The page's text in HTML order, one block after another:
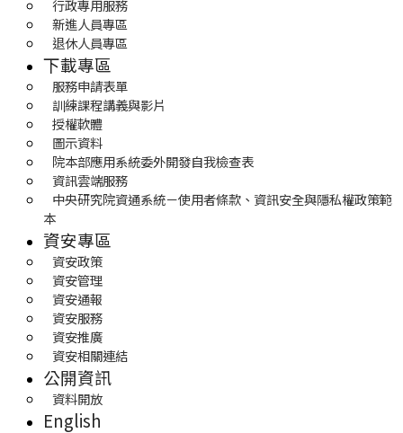
行政專用服務
新進人員專區
退休人員專區
下載專區
服務申請表單
訓練課程講義與影片
授權軟體
圖示資料
院本部應用系統委外開發自我檢查表
資訊雲端服務
中央研究院資通系統－使用者條款、資訊安全與隱私權政策範
本
資安專區
資安政策
資安管理
資安通報
資安服務
資安推廣
資安相關連結
公開資訊
資料開放
English